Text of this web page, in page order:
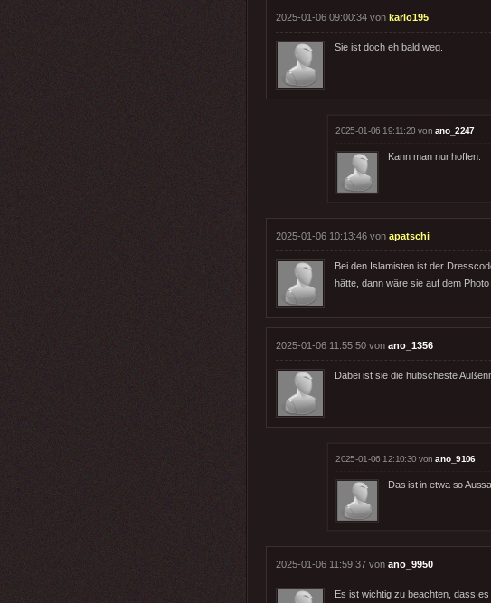
2025-01-06 09:00:34 von karlo195
Sie ist doch eh bald weg.
2025-01-06 19:11:20 von ano_2247
Kann man nur hoffen.
2025-01-06 10:13:46 von apatschi
Bei den Islamisten ist der
hätte, dann wäre sie auf dem
2025-01-06 11:55:50 von ano_1356
Dabei ist sie die hübscheste
2025-01-06 12:10:30 vonano_9106
Das ist in etwa so
2025-01-06 11:59:37 von ano_9950
Es ist wichtig zu beachten, dass